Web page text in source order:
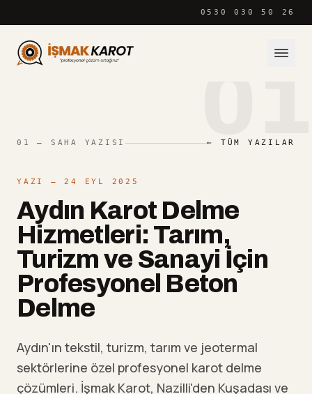
0530 030 50 26
01 — SAHA YAZISI ← TÜM YAZILAR
YAZI — 24 EYL 2025
Aydın Karot Delme
Hizmetleri: Tarım,
Turizm ve Sanayi İçin
Profesyonel Beton
Delme
Aydın'ın tekstil, turizm, tarım ve jeotermal
sektörlerine özel profesyonel karot delme
çözümleri. İşmak Karot, Nazilli'den Kuşadası ve